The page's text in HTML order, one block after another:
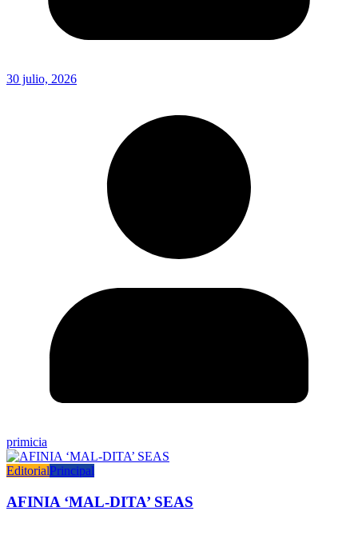
30 julio, 2026
primicia
EditorialPrincipal
AFINIA ‘MAL-DITA’ SEAS